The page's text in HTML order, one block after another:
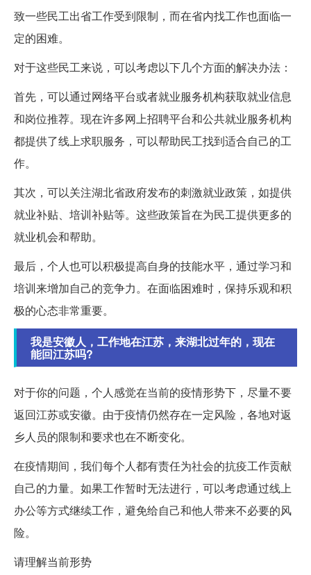
致一些民工出省工作受到限制，而在省内找工作也面临一
定的困难。
对于这些民工来说，可以考虑以下几个方面的解决办法：
首先，可以通过网络平台或者就业服务机构获取就业信息
和岗位推荐。现在许多网上招聘平台和公共就业服务机构
都提供了线上求职服务，可以帮助民工找到适合自己的工
作。
其次，可以关注湖北省政府发布的刺激就业政策，如提供
就业补贴、培训补贴等。这些政策旨在为民工提供更多的
就业机会和帮助。
最后，个人也可以积极提高自身的技能水平，通过学习和
培训来增加自己的竞争力。在面临困难时，保持乐观和积
极的心态非常重要。
我是安徽人，工作地在江苏，来湖北过年的，现在
能回江苏吗?
对于你的问题，个人感觉在当前的疫情形势下，尽量不要
返回江苏或安徽。由于疫情仍然存在一定风险，各地对返
乡人员的限制和要求也在不断变化。
在疫情期间，我们每个人都有责任为社会的抗疫工作贡献
自己的力量。如果工作暂时无法进行，可以考虑通过线上
办公等方式继续工作，避免给自己和他人带来不必要的风
险。
请理解当前形势